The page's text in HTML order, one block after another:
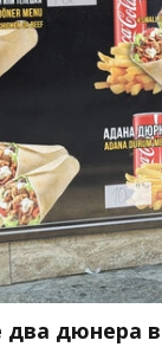
дюнера